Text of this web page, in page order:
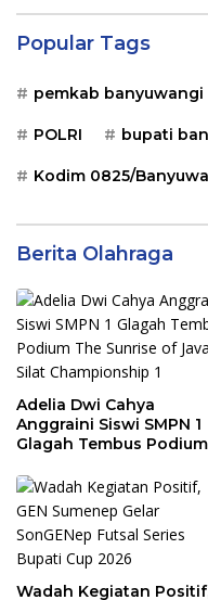
Popular Tags
pemkab banyuwangi
POLRI bupati
Kodim 0825/
Berita Olahraga
Adelia Dwi Cahya
Anggraini Siswi SMPN 1
Glagah Tembus Podium
Championship 1
Wadah Kegiatan